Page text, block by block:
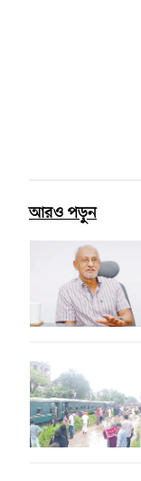
আরও পড়ুন